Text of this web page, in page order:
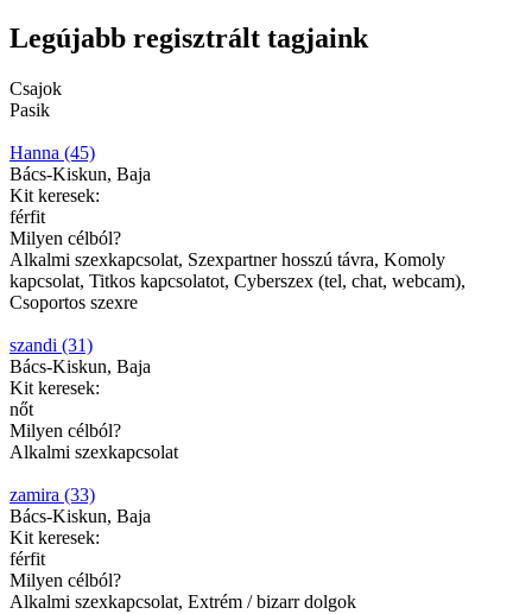
Legújabb regisztrált tagjaink
Csajok
Pasik
Hanna (45)
Bács-Kiskun, Baja
Kit keresek:
férfit
Milyen célból?
Alkalmi szexkapcsolat, Szexpartner hosszú távra, Komoly
kapcsolat, Titkos kapcsolatot, Cyberszex (tel, chat, webcam),
Csoportos szexre
szandi (31)
Bács-Kiskun, Baja
Kit keresek:
nőt
Milyen célból?
Alkalmi szexkapcsolat
zamira (33)
Bács-Kiskun, Baja
Kit keresek:
férfit
Milyen célból?
Alkalmi szexkapcsolat, Extrém / bizarr dolgok